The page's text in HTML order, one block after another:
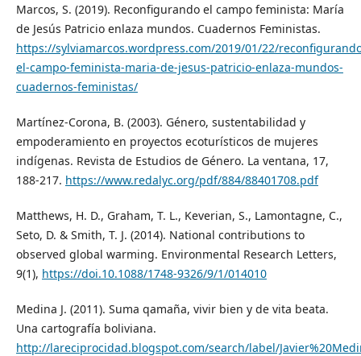
Marcos, S. (2019). Reconfigurando el campo feminista: María
de Jesús Patricio enlaza mundos. Cuadernos Feministas.
https://sylviamarcos.wordpress.com/2019/01/22/
el-campo-feminista-maria-de-jesus-patricio-enlaza-mundos-
cuadernos-feministas/
Martínez-Corona, B. (2003). Género, sustentabilidad y
empoderamiento en proyectos ecoturísticos de mujeres
indígenas. Revista de Estudios de Género. La ventana, 17,
188-217. https://www.redalyc.org/pdf/884/88401708.pdf
Matthews, H. D., Graham, T. L., Keverian, S., Lamontagne, C.,
Seto, D. & Smith, T. J. (2014). National contributions to
observed global warming. Environmental Research Letters,
9(1), https://doi.10.1088/1748-9326/9/1/014010
Medina J. (2011). Suma qamaña, vivir bien y de vita beata.
Una cartografía boliviana.
http://lareciprocidad.blogspot.com/search/label/